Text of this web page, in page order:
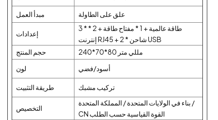
مبدأ العمل علق على الطاولة
إعدادات
3 * طاقة عالمية + 1 * مفتاح طاقة + 2 *
إنترنت RJ45 + 2 * شاحن USB
حجم المنتج
240*70*80 مللي متر
لون
أسود/فضي
طريقة التثبيت تركيب مشبك
التخصيص
بناء في الولايات المتحدة / المملكة المتحدة /
CN القوة القياسية حسب الطلب